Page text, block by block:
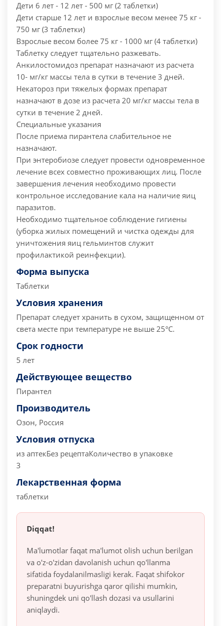
Дети 6 лет - 12 лет - 500 мг (2 таблетки)
Дети старше 12 лет и взрослые весом менее 75 кг -
750 мг (3 таблетки)
Взрослые весом более 75 кг - 1000 мг (4 таблетки)
Таблетку следует тщательно разжевать.
Анкилостомидоз препарат назначают из расчета
10- мг/кг массы тела в сутки в течение 3 дней.
Некатороз при тяжелых формах препарат
назначают в дозе из расчета 20 мг/кг массы тела в
сутки в течение 2 дней.
Специальные указания
После приема пирантела слабительное не
назначают.
При энтеробиозе следует провести одновременное
лечение всех совместно проживающих лиц. После
завершения лечения необходимо провести
контрольное исследование кала на наличие яиц
паразитов.
Необходимо тщательное соблюдение гигиены
(уборка жилых помещений и чистка одежды для
уничтожения яиц гельминтов служит
профилактикой реинфекции).
Форма выпуска
Таблетки
Условия хранения
Препарат следует хранить в сухом, защищенном от
света месте при температуре не выше 25°C.
Срок годности
5 лет
Действующее вещество
Пирантел
Производитель
Озон, Россия
Условия отпуска
из аптекБез рецептаКоличество в упаковке
3
Лекарственная форма
таблетки
Diqqat!
Ma'lumotlar faqat ma'lumot olish uchun berilgan
va o'z-o'zidan davolanish uchun qo'llanma
sifatida foydalanilmasligi kerak. Faqat shifokor
preparatni buyurishga qaror qilishi mumkin,
shuningdek uni qo'llash dozasi va usullarini
aniqlaydi.